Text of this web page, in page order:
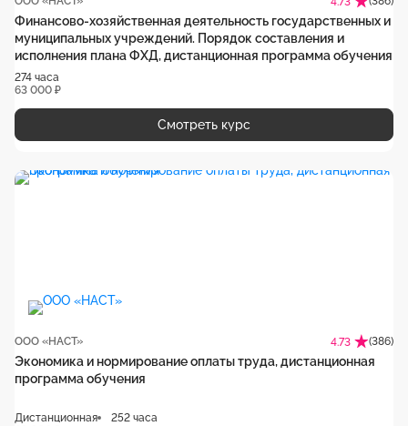
Финансово-хозяйственная деятельность государственных и
муниципальных учреждений. Порядок составления и
исполнения плана ФХД, дистанционная программа обучения
274 часа
63 000 ₽
Смотреть курс
ООО «НАСТ» 4.73 (386)
Экономика и нормирование оплаты труда, дистанционная
программа обучения
Дистанционная
252 часа